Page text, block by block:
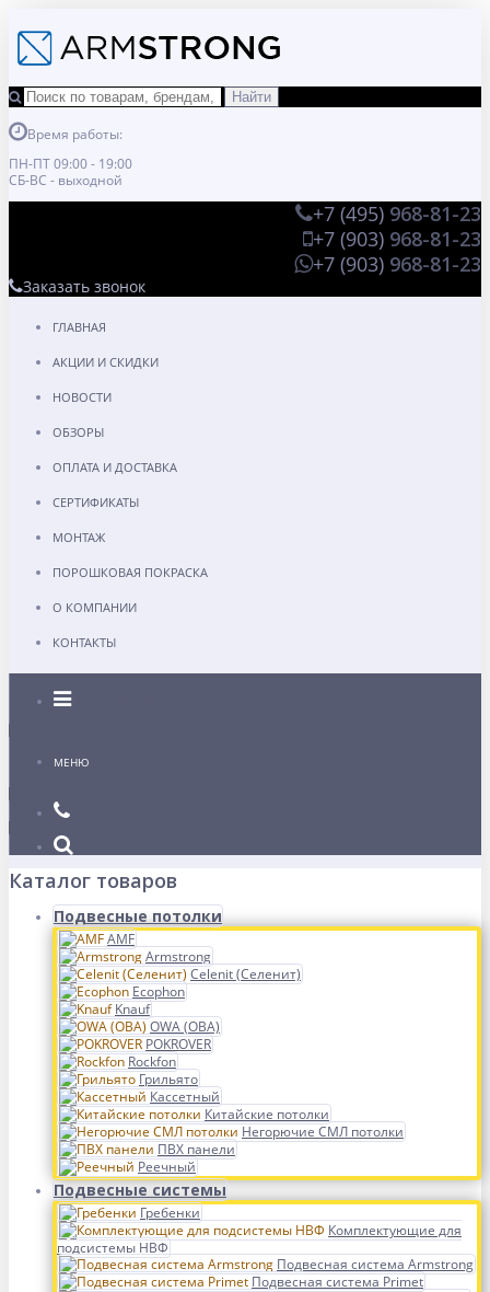
Время работы:
ПН-ПТ 09:00 - 19:00
СБ-ВС - выходной
+7 (495) 968-81-23
+7 (903) 968-81-23
+7 (903) 968-81-23
Заказать звонок
ГЛАВНАЯ
АКЦИИ И СКИДКИ
НОВОСТИ
ОБЗОРЫ
ОПЛАТА И ДОСТАВКА
СЕРТИФИКАТЫ
МОНТАЖ
ПОРОШКОВАЯ ПОКРАСКА
О КОМПАНИИ
КОНТАКТЫ
Каталог
МЕНЮ
Каталог товаров
Подвесные потолки
AMF
Armstrong
Celenit (Селенит)
Ecophon
Knauf
OWA (ОВА)
POKROVER
Rockfon
Грильято
Кассетный
Китайские потолки
Негорючие СМЛ потолки
ПВХ панели
Реечный
Подвесные системы
Гребенки
Комплектующие для
подсистемы НВФ
Подвесная система Armstrong
Подвесная система Primet